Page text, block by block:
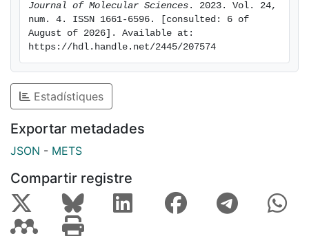
Journal of Molecular Sciences . 2023. Vol. 24,
num. 4. ISSN 1661-6596. [consulted: 6 of
August of 2026]. Available at:
https://hdl.handle.net/2445/207574
Estadístiques
Exportar metadades
JSON - METS
Compartir registre